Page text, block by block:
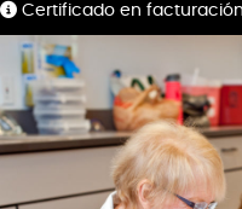
Certificado en